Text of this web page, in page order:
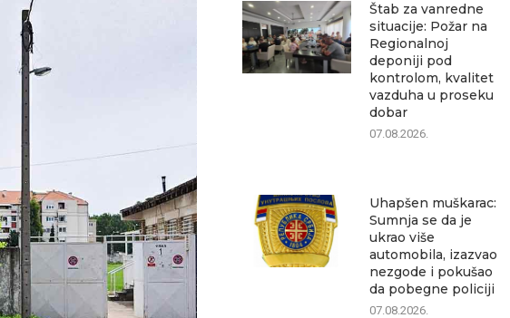
Štab za vanredne
situacije: Požar na
Regionalnoj
deponiji pod
kontrolom, kvalitet
vazduha u proseku
dobar
07.08.2026.
Uhapšen muškarac:
Sumnja se da je
ukrao više
automobila, izazvao
nezgode i pokušao
da pobegne policiji
07.08.2026.